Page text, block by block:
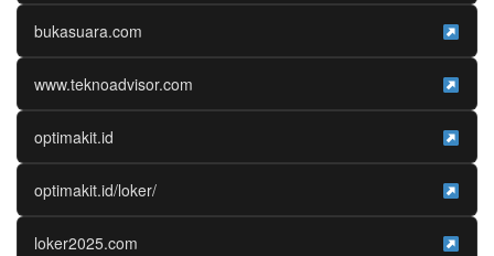
bukasuara.com
www.teknoadvisor.com
optimakit.id
optimakit.id/loker/
loker2025.com